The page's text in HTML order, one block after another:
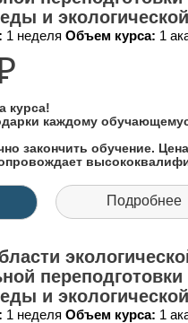
и
1 неделя Объем курса: 1
курса!
каждому
закончить обучение.
Подробнее
и
1 неделя Объем курса: 1